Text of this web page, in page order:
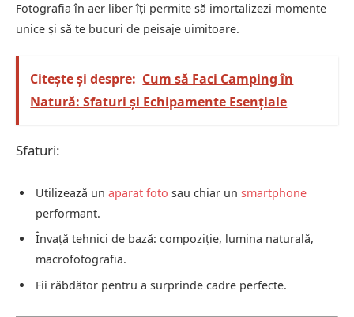
Fotografia în aer liber îți permite să imortalizezi momente
unice și să te bucuri de peisaje uimitoare.
Citește și despre: Cum să Faci Camping în
Natură: Sfaturi și Echipamente Esențiale
Sfaturi:
Utilizează un aparat foto sau chiar un smartphone
performant.
Învață tehnici de bază: compoziție, lumina naturală,
macrofotografia.
Fii răbdător pentru a surprinde cadre perfecte.